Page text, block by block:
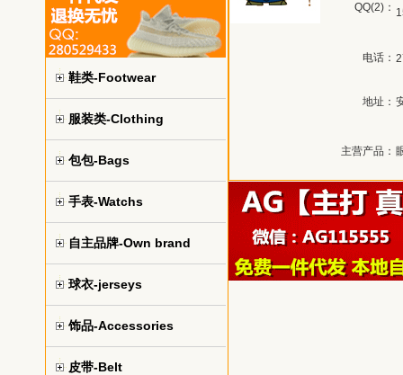
鞋类-Footwear
服装类-Clothing
包包-Bags
手表-Watchs
自主品牌-Own brand
球衣-jerseys
饰品-Accessories
皮带-Belt
QQ(2)：
电话：
地址：
主营产品：